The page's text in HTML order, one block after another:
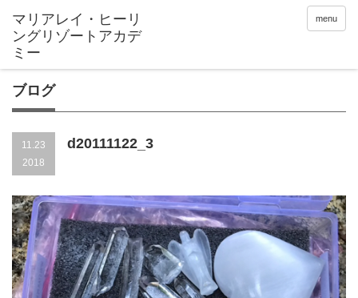
menu
ブログ
11.23
2018
d20111122_3